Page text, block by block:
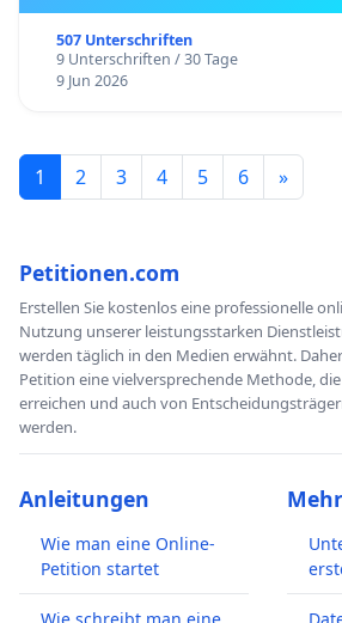
507 Unterschriften
9 Unterschriften / 30 Tage
9 Jun 2026
1 2 3 4 5 6 »
Petitionen.com
Erstellen Sie kostenlos eine professionelle
Nutzung unserer leistungsstarken
werden täglich in den Medien erwähnt.
Petition eine vielversprechende Methode,
erreichen und auch von
werden.
Anleitungen
Wie man eine Online-
Petition startet
Mehr